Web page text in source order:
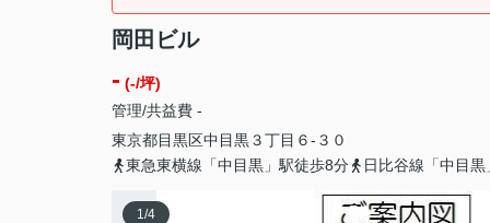
岡田ビル
- (-/坪)
管理/共益費 -
東京都目黒区中目黒３丁目６-３０
東急東横線「中目黒」駅徒歩8分
日比谷線「中目
1/4